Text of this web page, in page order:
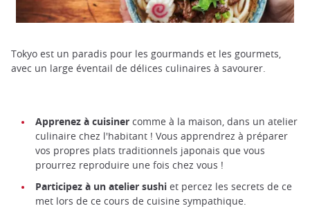
Tokyo est un paradis pour les gourmands et les gourmets,
avec un large éventail de délices culinaires à savourer.
Apprenez à cuisiner comme à la maison, dans un atelier
culinaire chez l'habitant ! Vous apprendrez à préparer
vos propres plats traditionnels japonais que vous
prourrez reproduire une fois chez vous !
Participez à un atelier sushi et percez les secrets de ce
met lors de ce cours de cuisine sympathique.